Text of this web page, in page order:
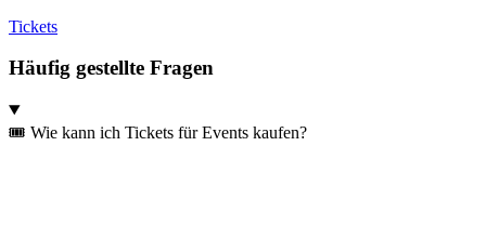
Tickets
Häufig gestellte Fragen
🎟️ Wie kann ich Tickets für Events kaufen?